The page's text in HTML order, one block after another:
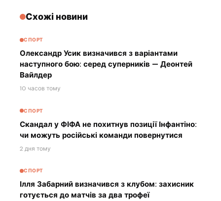
Схожі новини
СПОРТ
Олександр Усик визначився з варіантами
наступного бою: серед суперників — Деонтей
Вайлдер
10 часов тому
СПОРТ
Скандал у ФІФА не похитнув позиції Інфантіно:
чи можуть російські команди повернутися
2 дня тому
СПОРТ
Ілля Забарний визначився з клубом: захисник
готується до матчів за два трофеї